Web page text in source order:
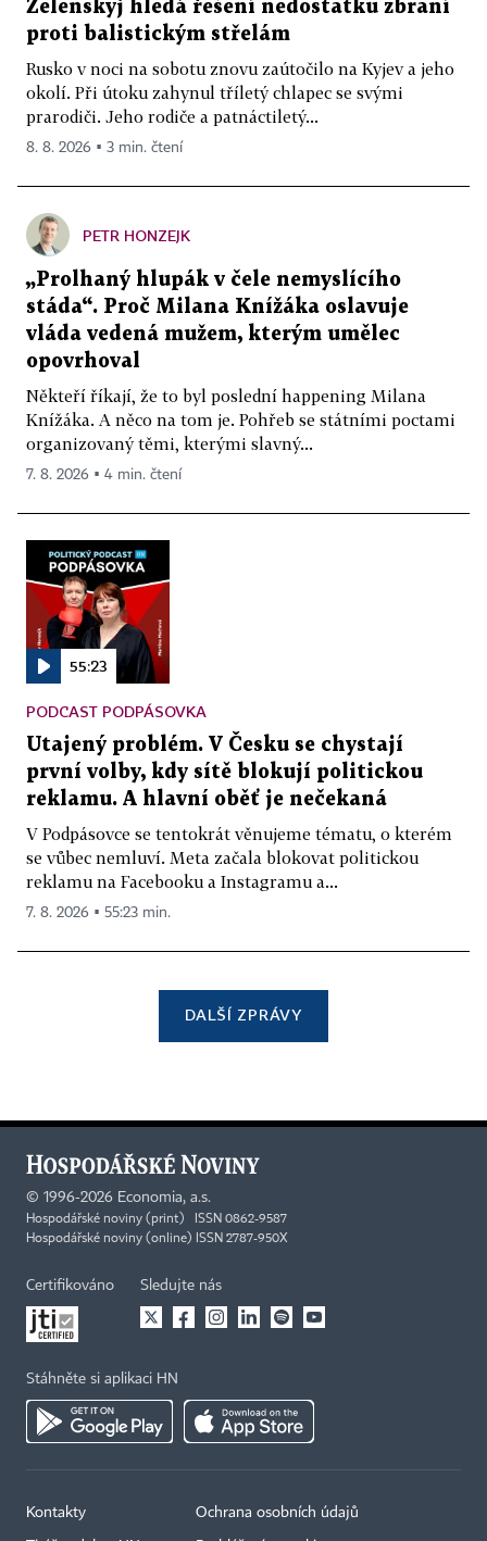
Zelenskyj hledá řešení nedostatku zbraní
proti balistickým střelám
Rusko v noci na sobotu znovu zaútočilo na Kyjev a jeho
okolí. Při útoku zahynul tříletý chlapec se svými
prarodiči. Jeho rodiče a patnáctiletý...
8. 8. 2026 ▪ 3 min. čtení
PETR HONZEJK
„Prolhaný hlupák v čele nemyslícího
stáda“. Proč Milana Knížáka oslavuje
vláda vedená mužem, kterým umělec
opovrhoval
Někteří říkají, že to byl poslední happening Milana
Knížáka. A něco na tom je. Pohřeb se státními poctami
organizovaný těmi, kterými slavný...
7. 8. 2026 ▪ 4 min. čtení
55:23
PODCAST PODPÁSOVKA
Utajený problém. V Česku se chystají
první volby, kdy sítě blokují politickou
reklamu. A hlavní oběť je nečekaná
V Podpásovce se tentokrát věnujeme tématu, o kterém
se vůbec nemluví. Meta začala blokovat politickou
reklamu na Facebooku a Instagramu a...
7. 8. 2026 ▪ 55:23 min.
DALŠÍ ZPRÁVY
© 1996-2026 Economia, a.s.
Hospodářské noviny (print) ISSN 0862-9587
Hospodářské noviny (online) ISSN 2787-950X
Certifikováno Sledujte nás
Stáhněte si aplikaci HN
Kontakty Ochrana osobních údajů